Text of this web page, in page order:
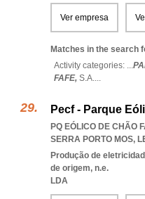
Ver empresa
Matches in the search
Activity categories: ...
FAFE, S.A....
Pecf - Parque
PQ EÓLICO DE CHÃO
SERRA PORTO MOS,
Produção de
de origem, n.e.
LDA